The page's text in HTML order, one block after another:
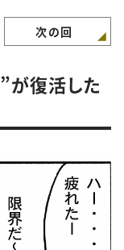
次の回
が復活した